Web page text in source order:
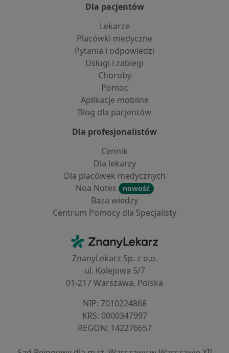
Dla pacjentów
Lekarze
Placówki medyczne
Pytania i odpowiedzi
Usługi i zabiegi
Choroby
Pomoc
Aplikacje mobilne
Blog dla pacjentów
Dla profesjonalistów
Cennik
Dla lekarzy
Dla placówek medycznych
Noa Notes
nowość
Baza wiedzy
Centrum Pomocy dla Specjalisty
ZnanyLekarz - Strona główna
ZnanyLekarz Sp. z o.o.
ul. Kolejowa 5/7
01-217 Warszawa, Polska
NIP: ⁠7010224868
KRS: ⁠0000347997
REGON: ⁠142276657